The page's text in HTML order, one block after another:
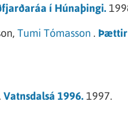
í Húnaþingi.
Tumi Tómasson . Þættir
. Vatnsdalsá 1996.1997.